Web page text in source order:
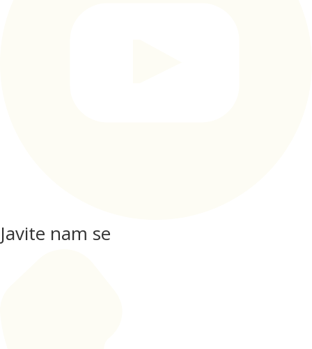
Javite nam se